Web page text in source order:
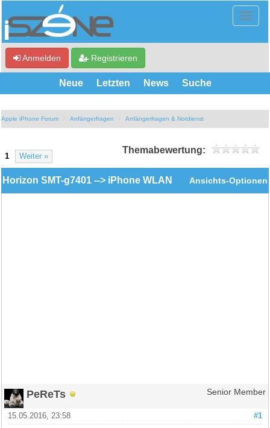
Anmelden Registrieren
Neue Letzten News Suche
Apple iPhone Forum Anfängerfragen Anfängerfragen & Notdienst
1 Weiter »
Themabewertung:
Ansichts-Optionen
Horizon SMT-g7401 --> iPhone WLAN
PeReTs Senior Member
#1
15.05.2016, 23:58